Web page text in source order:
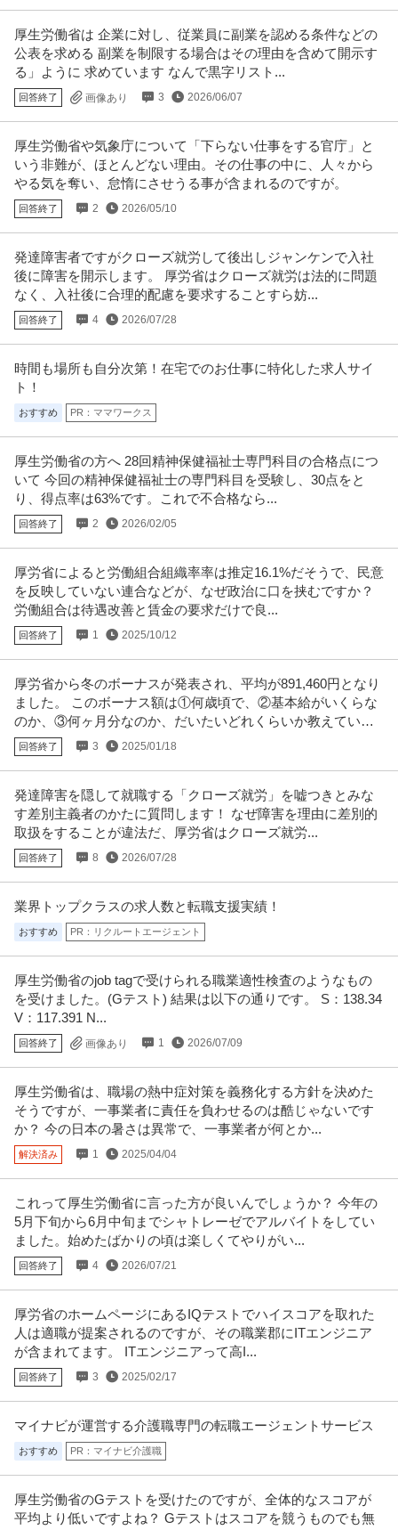
提供：ビズリーチ
採用 ／ Recruiter「短期間でスキル・キャリアアップを目指せる
採用担当者ポジション」
Tesla Japan合同会社
グローバル企業 産休・育休実績あり 経験者優遇
提供：ビズリーチ
品質管理 ／ 「品質管理担当」新規商品のローンチに関与／年休12
0日・残業月20時間程度／東証スタンダード上場G
株式会社カクヤス
新着 研修あり 教育充実 U・IターンOK
年収500万円〜700万円
【職種】食品＞品質管理 【業種】流通・小売＞流通 ※会員属性などに応じ、
当該求人をビズリーチ上で閲…続きを見る
法人営業 ／ 営業／年休120日／賞与2回
ゴウダ株式会社
新着
年収800万円〜1,000万円
提供：ビズリーチ
法人営業 ／ 「東京・八王子」データセンター向け需要等で今期50
0億へ向け急成長／家賃基本8割補助・手厚い福利厚生と社内制
度・人間性重視の既存営業
鐘通株式会社
【職種】営業＞法人営業 【業種】メーカー＞電気・電子 ※会員属性などに応
じ、当該求人をビズリーチ上…続きを見る
厚生労働省は 企業に対し、従業員に副業を認める条件などの
公表を求める 副業を制限する場合はその理由を含めて開示す
る」ように 求めています なんで黒字リスト...
回答終了 画像あり 3 2026/06/07
厚生労働省や気象庁について「下らない仕事をする官庁」と
いう非難が、ほとんどない理由。その仕事の中に、人々から
やる気を奪い、怠惰にさせうる事が含まれるのですが。
回答終了 2 2026/05/10
発達障害者ですがクローズ就労して後出しジャンケンで入社
後に障害を開示します。 厚労省はクローズ就労は法的に問題
なく、入社後に合理的配慮を要求することすら妨...
回答終了 4 2026/07/28
時間も場所も自分次第！在宅でのお仕事に特化した求人サイ
ト！
おすすめ PR：ママワークス
厚生労働省の方へ 28回精神保健福祉士専門科目の合格点につ
いて 今回の精神保健福祉士の専門科目を受験し、30点をと
り、得点率は63%です。これで不合格なら...
回答終了 2 2026/02/05
厚労省によると労働組合組織率率は推定16.1%だそうで、民意
を反映していない連合などが、なぜ政治に口を挟むですか？
労働組合は待遇改善と賃金の要求だけで良...
回答終了 1 2025/10/12
厚労省から冬のボーナスが発表され、平均が891,460円となり
ました。 このボーナス額は①何歳頃で、②基本給がいくらな
のか、③何ヶ月分なのか、だいたいどれくらいか教えていた
だけないでしょうか。
回答終了 3 2025/01/18
発達障害を隠して就職する「クローズ就労」を嘘つきとみな
す差別主義者のかたに質問します！ なぜ障害を理由に差別的
取扱をすることが違法だ、厚労省はクローズ就労...
回答終了 8 2026/07/28
業界トップクラスの求人数と転職支援実績！
おすすめ PR：リクルートエージェント
厚生労働省のjob tagで受けられる職業適性検査のようなもの
を受けました。(Gテスト) 結果は以下の通りです。 S：138.34
V：117.391 N...
回答終了 画像あり 1 2026/07/09
厚生労働省は、職場の熱中症対策を義務化する方針を決めた
そうですが、一事業者に責任を負わせるのは酷じゃないです
か？ 今の日本の暑さは異常で、一事業者が何とか...
解決済み 1 2025/04/04
これって厚生労働省に言った方が良いんでしょうか？ 今年の
5月下旬から6月中旬までシャトレーゼでアルバイトをしてい
ました。始めたばかりの頃は楽しくてやりがい...
回答終了 4 2026/07/21
厚労省のホームページにあるIQテストでハイスコアを取れた
人は適職が提案されるのですが、その職業郡にITエンジニア
が含まれてます。 ITエンジニアって高I...
回答終了 3 2025/02/17
マイナビが運営する介護職専門の転職エージェントサービス
おすすめ PR：マイナビ介護職
厚生労働省のGテストを受けたのですが、全体的なスコアが
平均より低いですよね？ Gテストはスコアを競うものでも無